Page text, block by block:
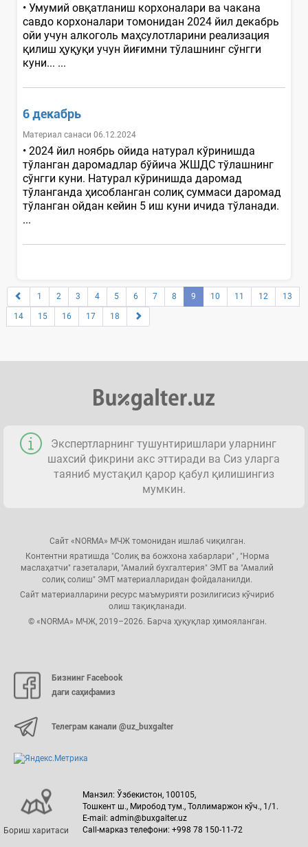
• Умумий овқатланиш корхоналари ва чакана
савдо корхоналари томонидан 2024 йил декабрь
ойи учун алкоголь маҳсулотларини реализация
қилиш ҳуқуқи учун йиғимни тўлашнинг сўнгги
куни... ...
6 декабрь
Материал санаси 06.12.2024
• 2024 йил ноябрь ойида натурал кўринишда
тўланган даромадлар бўйича ЖШДС тўлашнинг
сўнгги куни. Натурал кўринишда даромад
тўланганда ҳисобланган солиқ суммаси даромад
тўланган ойдан кейин 5 иш куни ичида тўланади.
...
1 2 3 4 5 6 7 8 9 10 11 12 13
14 15 16 17 18
Экспертларнинг тушунтиришлари уларнинг
шахсий фикрини акс эттиради ва Сиз уларга
таяниб мустақил қарор қабул қилишингиз
мумкин.
Сайт «NORMA» МЧЖ томонидан ишлаб чиқилган.
Контентни яратишда "Солиқ ва божхона хабарлари" , "Норма
маслаҳатчи" газеталари, "Амалий бухгалтерия" ЭМТ ва "Амалий
солиқ солиш" ЭМТ материалларидан фойдаланилди.
Сайт материалларини ресурс маъмурияти розилигисиз кўчириб
олиш тақиқланади.
© «NORMA» МЧЖ, 2019–2026. Барча ҳуқуқлар ҳимояланган.
Бизнинг Facebook
даги саҳифамиз
Телеграм канали @uz_buxgalter
Бориш харитаси
Манзил: Ўзбекистон, 100105,
Тошкент ш., Миробод тум., Толлимаржон кўч., 1/1.
E-mail: admin@buxgalter.uz
Call-марказ телефони: +998 78 150-11-72